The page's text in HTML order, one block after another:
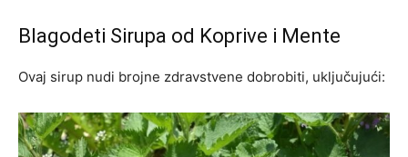
Blagodeti Sirupa od Koprive i Mente
Ovaj sirup nudi brojne zdravstvene dobrobiti, uključujući: